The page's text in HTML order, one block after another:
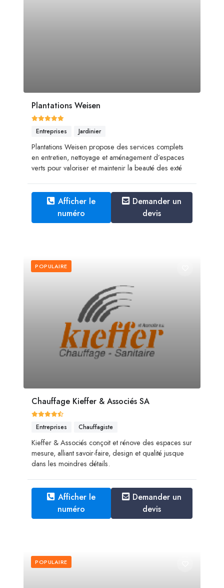
Plantations Weisen
Entreprises Jardinier
Plantations Weisen propose des services complets
en entretien, nettoyage et aménagement d’espaces
verts pour valoriser et maintenir la beauté des exté
Afficher le
numéro
Demander un
devis
POPULAIRE
Chauffage Kieffer & Associés SA
Entreprises Chauffagiste
Kieffer & Associés conçoit et rénove des espaces sur
mesure, alliant savoir-faire, design et qualité jusque
dans les moindres détails.
Afficher le
numéro
Demander un
devis
POPULAIRE